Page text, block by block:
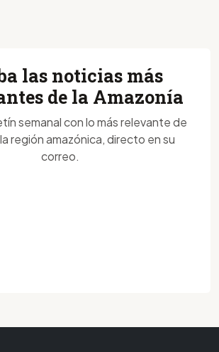
las noticias más
de la Amazonía
semanal con lo más relevante de
región amazónica, directo en su
correo.